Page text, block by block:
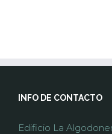
INFO DE CONTACTO
Edificio La